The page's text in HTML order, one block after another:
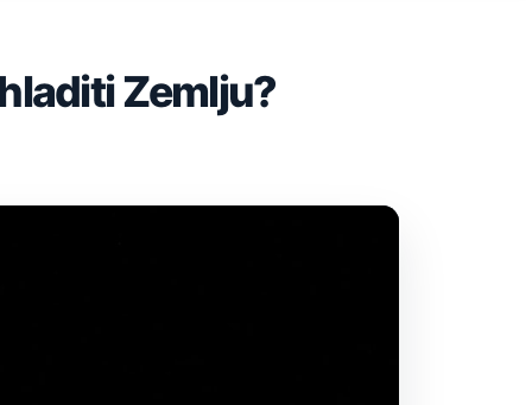
Zemlju?